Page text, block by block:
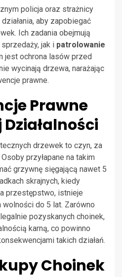
policja oraz strażnicy
aby zapobiegać
Ich zadania obejmują
jak i patrolowanie
jest ochrona lasów przed
wycinają drzewa, narażając
prawne.
Prawne
drzewek to czyn, za
przyłapane na takim
grzywnę sięgającą nawet 5
skrajnych, kiedy
przestępstwo, istnieje
do 5 lat. Zarówno
pozyskanych choinek,
karną, co powinno
takich działań.
Choinek